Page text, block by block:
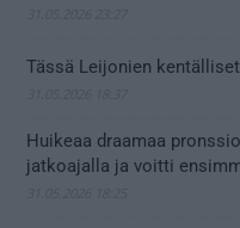
Tässä Leijonien
Huikeaa draamaa
jatkoajalla ja voitti